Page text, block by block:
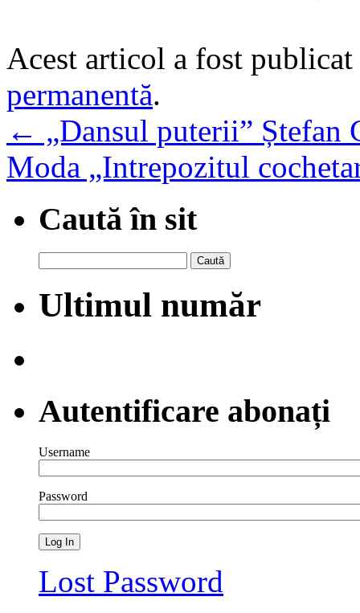
Acest articol a fost
permanentă.
← „Dansul puterii”
Moda „Intrepozitul
Caută în sit
după:
Ultimul număr
Autentificare abonați
Username
Password
Lost Password